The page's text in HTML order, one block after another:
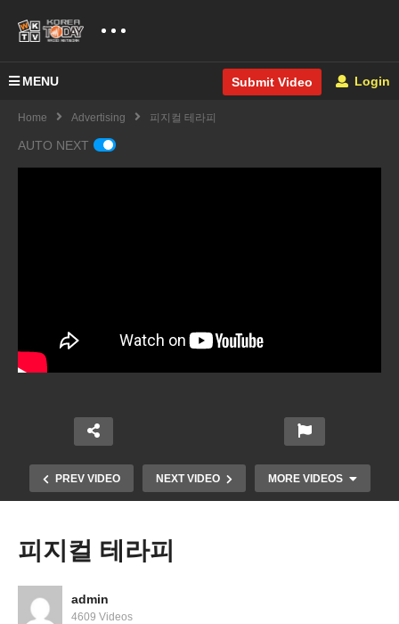
MENU Submit Video Login
Home Advertising 피지컬 테라피
AUTO NEXT
PREV VIDEO NEXT VIDEO MORE VIDEOS
피지컬 테라피
admin
4609 Videos